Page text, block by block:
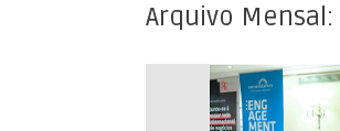
Arquivo Mensal: